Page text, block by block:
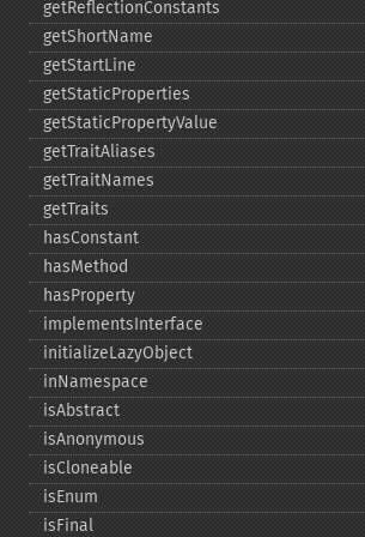
getReflectionConstants
getShortName
getStartLine
getStaticProperties
getStaticPropertyValue
getTraitAliases
getTraitNames
getTraits
hasConstant
hasMethod
hasProperty
implementsInterface
initializeLazyObject
inNamespace
isAbstract
isAnonymous
isCloneable
isEnum
isFinal